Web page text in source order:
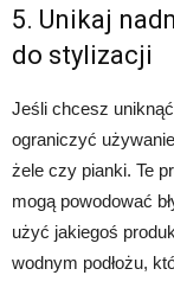
5. Unikaj
do stylizacji
Jeśli chcesz
ograniczyć
żele czy pianki. Te
mogą powodować
użyć jakiegoś
wodnym podłożu,